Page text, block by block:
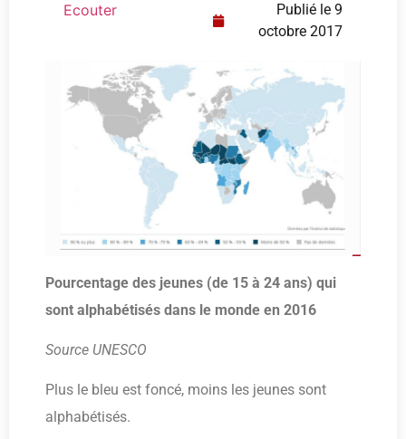
Ecouter Publié le 9
octobre 2017
Pourcentage des jeunes (de 15 à 24 ans) qui
sont alphabétisés dans le monde en 2016
Source UNESCO
Plus le bleu est foncé, moins les jeunes sont
alphabétisés.